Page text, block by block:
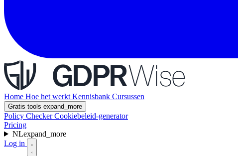
Home Hoe het werkt Kennisbank Cursussen
Gratis tools expand_more
Policy CheckerCookiebeleid-generator
Pricing
NLexpand_more
Log in